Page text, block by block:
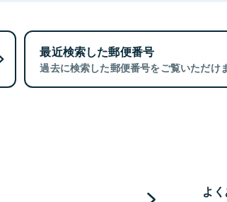
最近検索した郵便番号
過去に検索した郵便番号をご覧いただけ
よ